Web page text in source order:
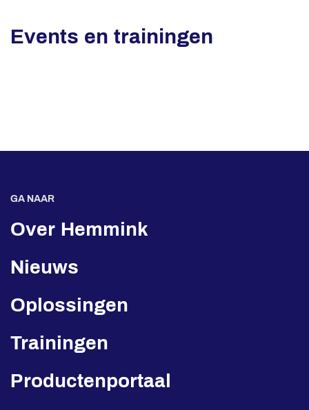
Events en trainingen
GA NAAR
Over Hemmink
Nieuws
Oplossingen
Trainingen
Productenportaal